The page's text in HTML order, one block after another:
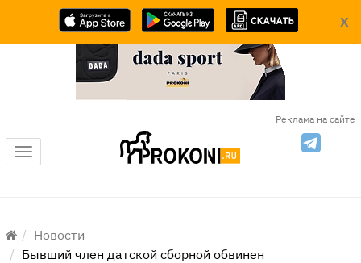
X
Реклама на сайте
Меню
Новости
Бывший член датской сборной обвинен